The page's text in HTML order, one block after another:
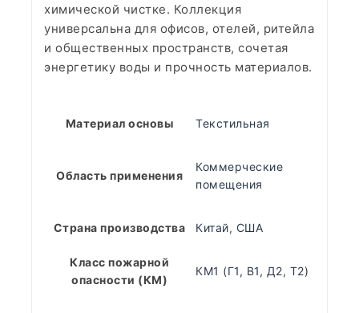
химической чистке. Коллекция
универсальна для офисов, отелей, ритейла
и общественных пространств, сочетая
энергетику воды и прочность материалов.
Материал основы Текстильная
Область применения
Коммерческие
помещения
Страна производства Китай, США
Класс пожарной
опасности (КМ)
КМ1 (Г1, В1, Д2, Т2)